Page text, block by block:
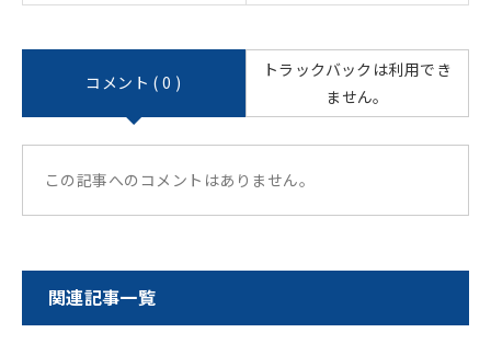
コメント ( 0 )
トラックバックは利用でき
ません。
この記事へのコメントはありません。
関連記事一覧